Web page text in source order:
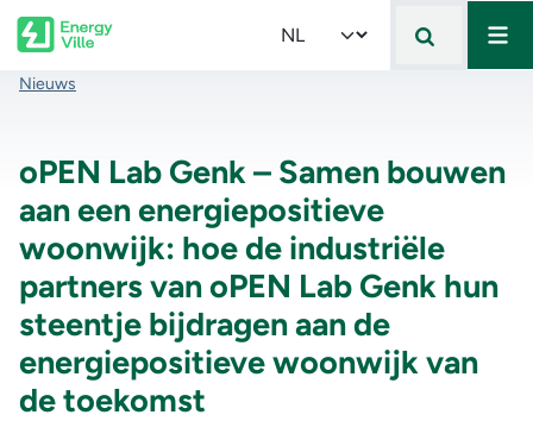
Skip to main content
Select your language
Kruimelpad
Nieuws
oPEN Lab Genk – Samen bouwen
aan een energiepositieve
woonwijk: hoe de industriële
partners van oPEN Lab Genk hun
steentje bijdragen aan de
energiepositieve woonwijk van
de toekomst